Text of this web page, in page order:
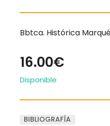
Bbtca. Histórica
16.00€
Disponible
BIBLIOGRAFÍA